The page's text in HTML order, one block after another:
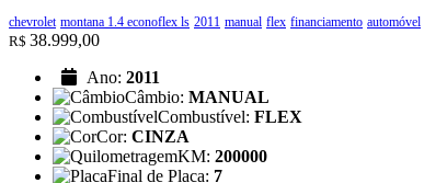
chevrolet montana 1.4 econoflex ls 2011 manual flex financiamento automóvel
R$ 38.999,00
Ano: 2011
Câmbio: MANUAL
Combustível: FLEX
Cor: CINZA
KM: 200000
Final de Placa: 7